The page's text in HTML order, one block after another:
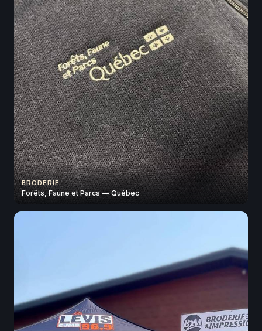
BRODERIE
Forêts, Faune et Parcs — Québec